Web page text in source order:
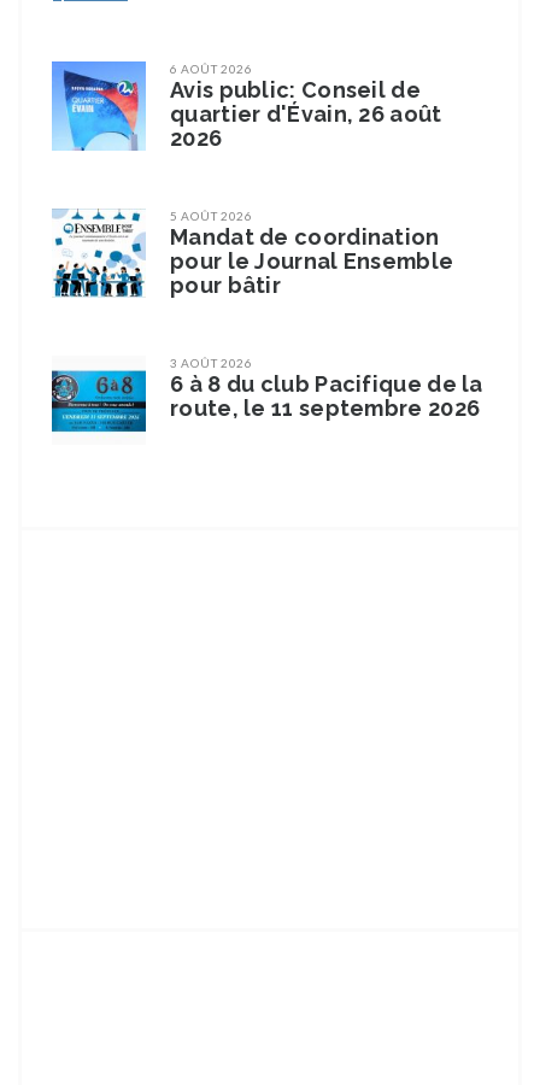
6 AOÛT 2026
Avis public: Conseil de
quartier d'Évain, 26 août
2026
5 AOÛT 2026
Mandat de coordination
pour le Journal Ensemble
pour bâtir
3 AOÛT 2026
6 à 8 du club Pacifique de la
route, le 11 septembre 2026